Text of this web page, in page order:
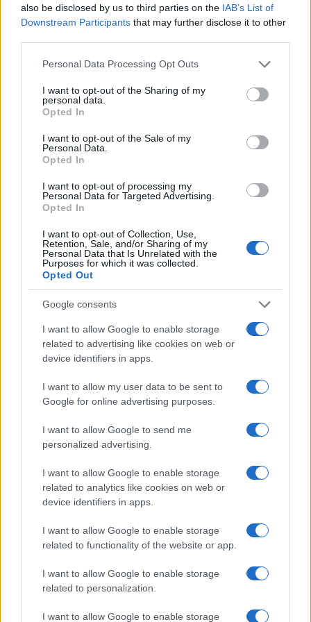
also be disclosed by us to third parties on the IAB’s List of
Downstream Participants that may further disclose it to other
Please note that this website/app uses one or more Google
not limited to your visit or usage behaviour. You may click to
grant or deny consent to Google and its third-party tags to
use your data for below specified purposes in below Google
consent section.
Personal Data Processing Opt Outs
I want to opt-out of the Sharing of my
personal data.
Opted In
I want to opt-out of the Sale of my
Personal Data.
Opted In
I want to opt-out of processing my
Personal Data for Targeted Advertising.
Opted In
I want to opt-out of Collection, Use,
Retention, Sale, and/or Sharing of my
Personal Data that Is Unrelated with the
Purposes for which it was collected.
Opted Out
Google consents
I want to allow Google to enable storage
related to advertising like cookies on web or
device identifiers in apps.
I want to allow my user data to be sent to
Google for online advertising purposes.
I want to allow Google to send me
personalized advertising.
I want to allow Google to enable storage
related to analytics like cookies on web or
device identifiers in apps.
I want to allow Google to enable storage
related to functionality of the website or app.
I want to allow Google to enable storage
related to personalization.
I want to allow Google to enable storage
NECROLOGIE
Mario Malu
Martina Agostina Diturco
I nostri cari
I nostri cari
I nostri cari
Invia un Comunicato Stampa